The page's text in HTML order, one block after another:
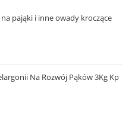
pająki i inne owady kroczące
Na Rozwój Pąków 3Kg Kp